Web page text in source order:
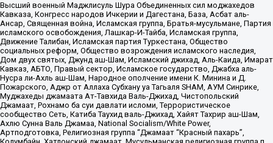
Высший военный Маджлисуль Шура Объединенных сил моджахедов
Кавказа, Конгресс народов Ичкерии и Дагестана, База, Асбат аль-
Ансар, Священная война, Исламская группа, Братья-мусульмане, Партия
исламского освобождения, Лашкар-И-Тайба, Исламская группа,
Движение Талибан, Исламская партия Туркестана, Общество
социальных реформ, Общество возрождения исламского наследия,
Дом двух святых, Джунд аш-Шам, Исламский джихад, Аль-Каида, Имарат
Кавказ, АБТО, Правый сектор, Исламское государство, Джабха аль-
Нусра ли-Ахль аш-Шам, Народное ополчение имени К. Минина и Д.
Пожарского, Аджр от Аллаха Субхану уа Тагьаля SHAM, АУМ Синрике,
Муджахеды джамаата Ат-Тавхида Валь-Джихад, Чистопольский
Джамаат, Рохнамо ба суи давлати исломи, Террористическое
сообщество Сеть, Катиба Таухид валь-Джихад, Хайят Тахрир аш-Шам,
Ахлю Сунна Валь Джамаа, National Socialism/White Power,
Артподготовка, Религиозная группа “Джамаат “Красный пахарь”,